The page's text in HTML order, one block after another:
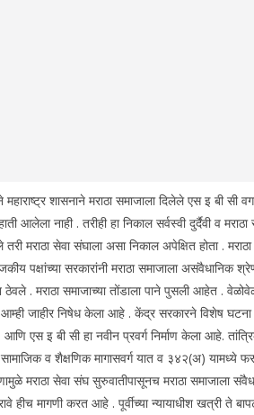
महाराष्ट्र शासनाने मराठा समाजाला दिलेले एस इ बी सी
आलेला नाही . तरीही हा निकाल सर्वस्वी दुर्दैवी व
मराठा सेवा संघाला असा निकाल अपेक्षित होता .
पक्षांच्या सरकारांनी मराठा समाजाला
. मराठा समाजाच्या तोंडाला पाने पुसली आहेत .
आम्ही जाहीर निषेध केला आहे . केंद्र सरकारने विशेष
एस इ बी सी हा नवीन प्रवर्ग निर्माण केला आहे.
व शैक्षणिक मागासवर्ग यात व ३४२(अ) यामध्ये
मराठा सेवा संघ सुरुवातीपासूनच मराठा समाजाला
हीच मागणी करत आहे . पूर्वीच्या न्यायाधीश खत्री ते